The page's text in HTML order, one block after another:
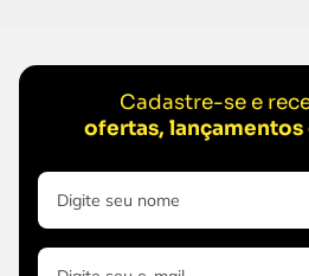
Cadastre-se e
ofertas,